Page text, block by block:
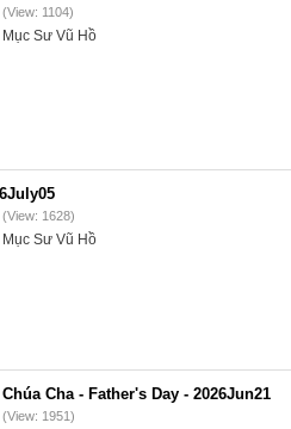
(View: 1104)
Mục Sư Vũ Hồ
(View: 1628)
Mục Sư Vũ Hồ
Cha - Father's Day - 2026Jun21
(View: 1951)